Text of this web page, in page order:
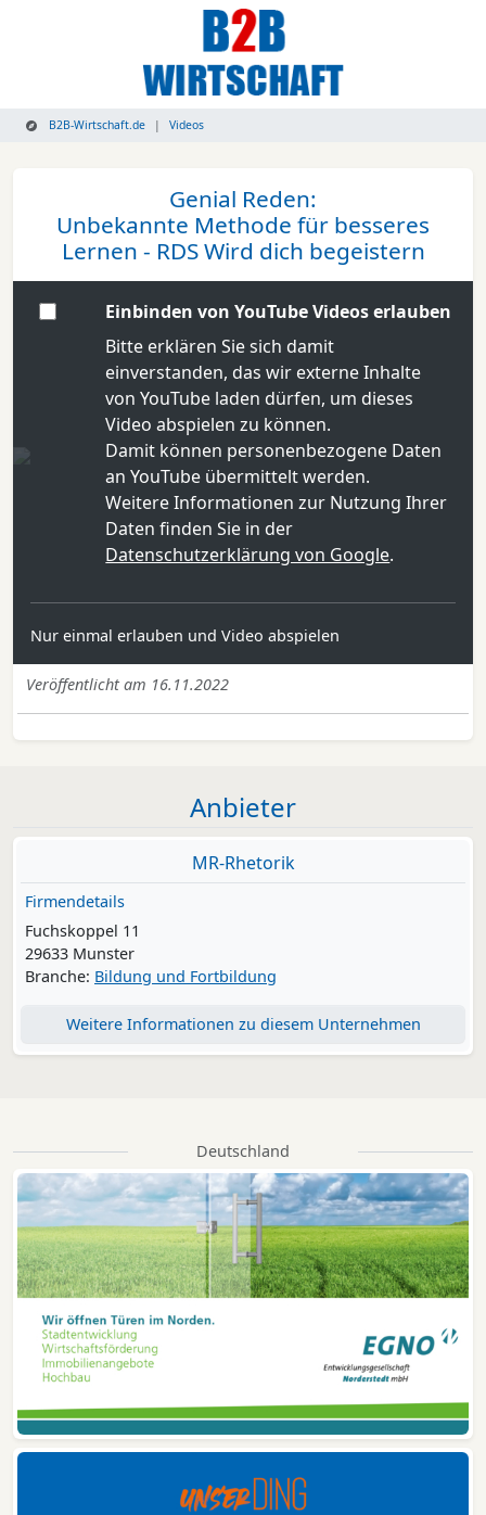
B2B-Wirtschaft.de Videos
Genial Reden:
Unbekannte Methode für besseres
Lernen - RDS Wird dich begeistern
Einbinden von YouTube Videos erlauben
Bitte erklären Sie sich damit
einverstanden, das wir externe Inhalte
von YouTube laden dürfen, um dieses
Video abspielen zu können.
Damit können personenbezogene Daten
an YouTube übermittelt werden.
Weitere Informationen zur Nutzung Ihrer
Daten finden Sie in der
Datenschutzerklärung von Google.
Nur einmal erlauben und Video abspielen
Veröffentlicht am 16.11.2022
Anbieter
MR-Rhetorik
Firmendetails
Fuchskoppel 11
29633 Munster
Branche: Bildung und Fortbildung
Weitere Informationen zu diesem Unternehmen
Deutschland